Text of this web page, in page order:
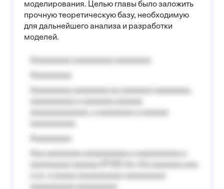
моделирования. Целью главы было заложить
прочную теоретическую базу, необходимую
для дальнейшего анализа и разработки
моделей.